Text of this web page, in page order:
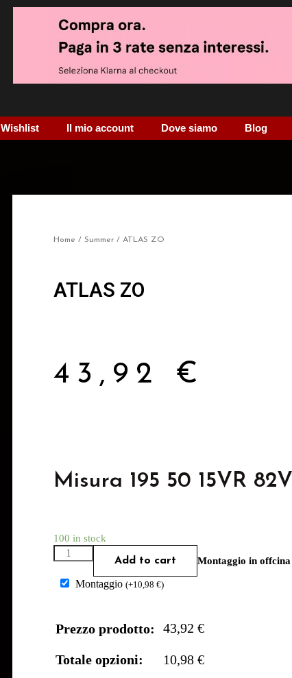
Wishlist Il mio account Dove siamo Blog
Home / Summer / ATLAS ZO
ATLAS ZO
43,92 €
Misura 195 50 15VR 82V
100 in stock
Add to cart Montaggio in offcina
Montaggio (+10,98 €)
Prezzo prodotto: 43,92 €
Totale opzioni:
10,98 €